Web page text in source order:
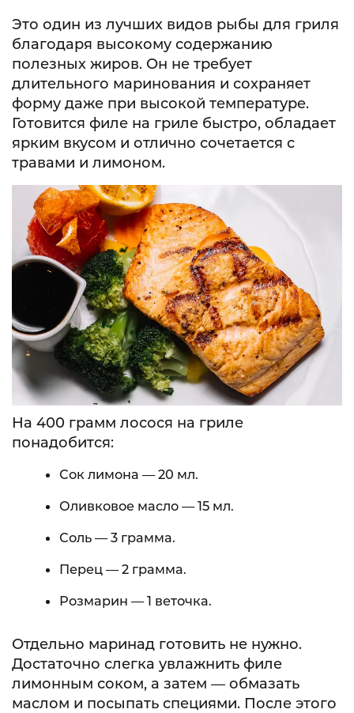
Это один из лучших видов рыбы для гриля
благодаря высокому содержанию
полезных жиров. Он не требует
длительного маринования и сохраняет
форму даже при высокой температуре.
Готовится филе на гриле быстро, обладает
ярким вкусом и отлично сочетается с
травами и лимоном.
На 400 грамм лосося на гриле
понадобится:
Сок лимона — 20 мл.
Оливковое масло — 15 мл.
Соль — 3 грамма.
Перец — 2 грамма.
Розмарин — 1 веточка.
Отдельно маринад готовить не нужно.
Достаточно слегка увлажнить филе
лимонным соком, а затем — обмазать
маслом и посыпать специями. После этого